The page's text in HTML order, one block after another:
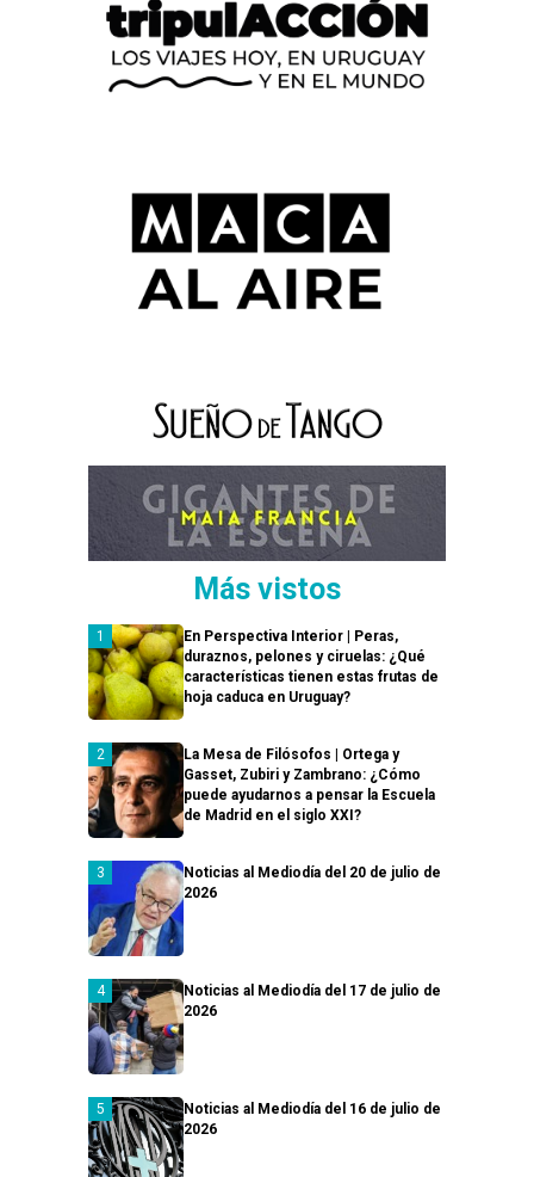
Más vistos
En Perspectiva Interior | Peras,
duraznos, pelones y ciruelas: ¿Qué
características tienen estas frutas de
hoja caduca en Uruguay?
La Mesa de Filósofos | Ortega y
Gasset, Zubiri y Zambrano: ¿Cómo
puede ayudarnos a pensar la Escuela
de Madrid en el siglo XXI?
Noticias al Mediodía del 20 de julio de
2026
Noticias al Mediodía del 17 de julio de
2026
Noticias al Mediodía del 16 de julio de
2026